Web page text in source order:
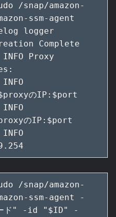
/snap/amazon-
ssm-agent
logger
Complete
Proxy
のIP:$port
のIP:$port
/snap/amazon-
ssm-agent -
ド" -id "$ID" -